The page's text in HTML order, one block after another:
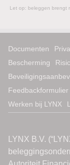
Let op: beleggen brengt
Documenten
Bescherming
Feedbackformulier
Werken bij LYNX